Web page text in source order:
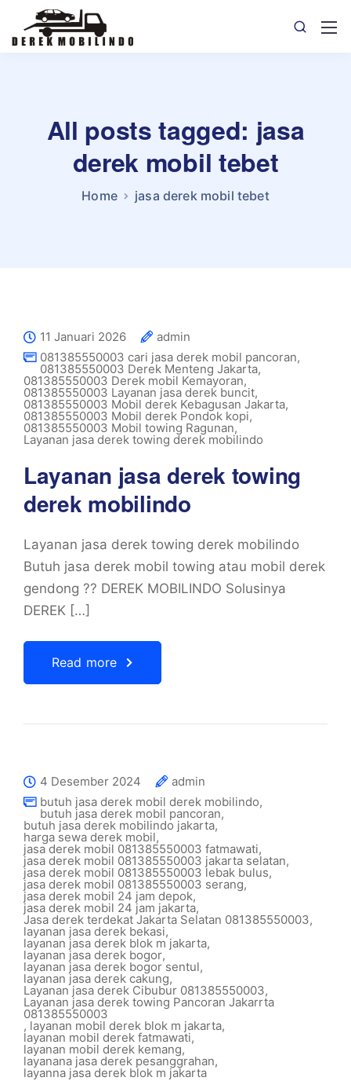
All posts tagged: jasa
derek mobil tebet
Home jasa derek mobil tebet
11 Januari 2026
admin
081385550003 cari jasa derek mobil pancoran,
081385550003 Derek Menteng Jakarta,
081385550003 Derek mobil Kemayoran,
081385550003 Layanan jasa derek buncit,
081385550003 Mobil derek Kebagusan Jakarta,
081385550003 Mobil derek Pondok kopi,
081385550003 Mobil towing Ragunan,
Layanan jasa derek towing derek mobilindo
Layanan jasa derek towing
derek mobilindo
Layanan jasa derek towing derek mobilindo
Butuh jasa derek mobil towing atau mobil derek
gendong ?? DEREK MOBILINDO Solusinya
DEREK […]
Read more
4 Desember 2024
admin
butuh jasa derek mobil derek mobilindo,
butuh jasa derek mobil pancoran,
butuh jasa derek mobilindo jakarta,
harga sewa derek mobil,
jasa derek mobil 081385550003 fatmawati,
jasa derek mobil 081385550003 jakarta selatan,
jasa derek mobil 081385550003 lebak bulus,
jasa derek mobil 081385550003 serang,
jasa derek mobil 24 jam depok,
jasa derek mobil 24 jam jakarta,
Jasa derek terdekat Jakarta Selatan 081385550003,
layanan jasa derek bekasi,
layanan jasa derek blok m jakarta,
layanan jasa derek bogor,
layanan jasa derek bogor sentul,
layanan jasa derek cakung,
Layanan jasa derek Cibubur 081385550003,
Layanan jasa derek towing Pancoran Jakarrta
081385550003
, layanan mobil derek blok m jakarta,
layanan mobil derek fatmawati,
layanan mobil derek kemang,
layanana jasa derek pesanggrahan,
layanna jasa derek blok m jakarta